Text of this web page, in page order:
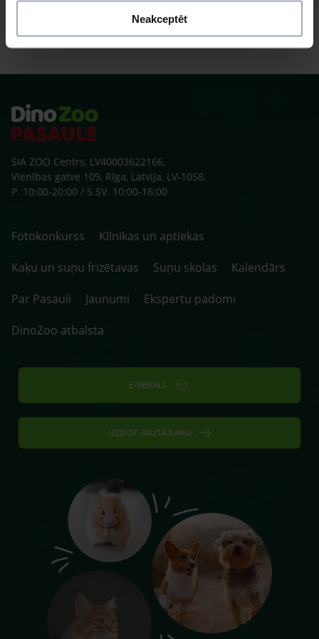
Neakceptēt
SIA ZOO Centrs, LV40003622166,
Vienības gatve 109, Rīga, Latvija, LV-1058.
P. 10:00-20:00 / S.SV. 10:00-16:00
Fotokonkurss
Klīnikas un aptiekas
Kaķu un suņu frizētavas
Suņu skolas
Kalendārs
Par Pasauli
Jaunumi
Ekspertu padomi
DinoZoo atbalsta
E-VEIKALS
UZDOT JAUTĀJUMU